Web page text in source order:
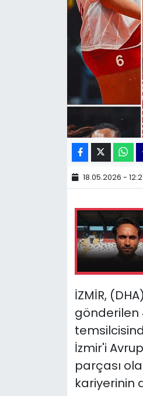
18.05.2026 -
İZMİR,
gönderilen
İzmir'i
parçası
kariyerinin
KÜLTÜR SANAT
MAGAZİN
SAĞLIK
Siyaset
YEREL POLİTİKA
YEREL YÖNETİMLER